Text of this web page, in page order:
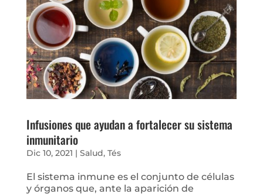
Infusiones que ayudan a fortalecer su sistema
inmunitario
Dic 10, 2021 | Salud, Tés
El sistema inmune es el conjunto de células
y órganos que, ante la aparición de